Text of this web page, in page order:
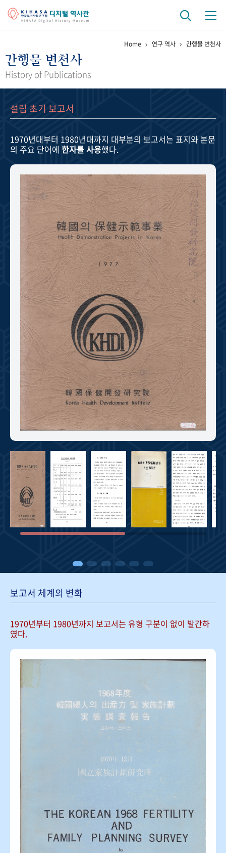
걸어온 길 기관 변천사
정책과 연구 키워드로 보는 연구 역사
연구자들
기록물 아카이브
사진 아카이브 문서 기록물 행정박물 영상 기록물
주년 기념
성과 50선 숫자로 보는 50년 50+1주년 광장
세계와 함께 한 KIHASA
VR 역사관
Home 연구 역사 간행물 변천사
간행물 변천사
History of Publications
설립 초기 보고서
1970년대부터 1980년대까지 대부분의 보고서는 표지와 본문
의 주요 단어에 한자를 사용했다.
보고서 체계의 변화
1970년부터 1980년까지 보고서는 유형 구분이 없이 발간하
였다.